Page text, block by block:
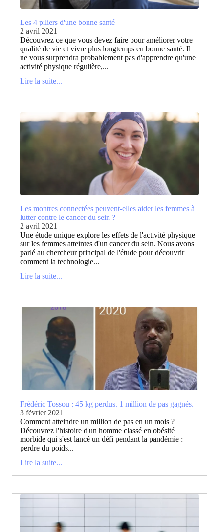
Les 4 piliers d'une bonne santé
2 avril 2021
Découvrez ce que vous devez faire pour améliorer votre
qualité de vie et vivre plus longtemps en bonne santé. Il
ne vous surprendra probablement pas d'apprendre qu'une
activité physique régulière,...
Lire la suite...
Les montres connectées peuvent-elles aider les femmes à
lutter contre le cancer du sein ?
2 avril 2021
Une étude unique explore les effets de l'activité physique
sur les femmes atteintes d'un cancer du sein. Nous avons
parlé au chercheur principal de l'étude pour découvrir
comment la technologie...
Lire la suite...
Frédéric Tossou : 45 kg perdus. 1 million de pas gagnés.
3 février 2021
Comment atteindre un million de pas en un mois ?
Découvrez l'histoire d'un homme classé en obésité
morbide qui s'est lancé un défi pendant la pandémie :
perdre du poids...
Lire la suite...